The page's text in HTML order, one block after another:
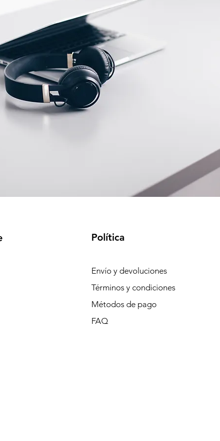
Política
Envío y devoluciones
Términos y condiciones
Métodos de pago
FAQ